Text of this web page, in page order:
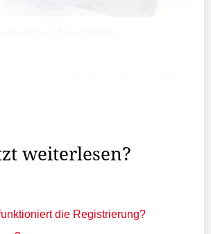
weiterlesen?
die Registrierung?